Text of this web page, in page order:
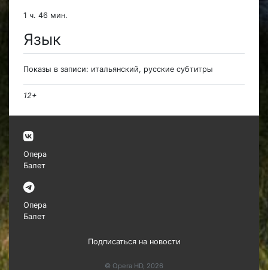
1 ч. 46 мин.
Язык
Показы в записи: итальянский, русские субтитры
12+
Опера
Балет
Опера
Балет
Подписаться на новости
© Opera HD, 2026